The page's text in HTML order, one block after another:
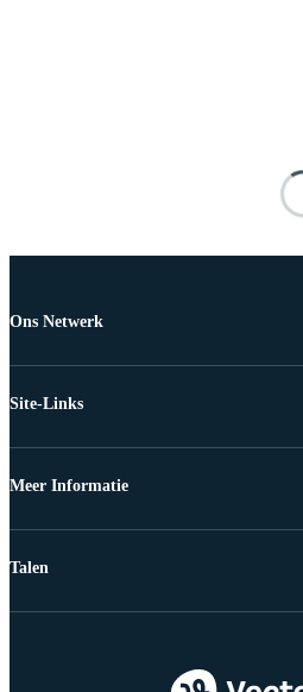
Ons Netwerk
Site-Links
Meer Informatie
Talen